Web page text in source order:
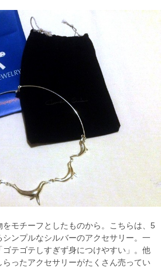
をモチーフとしたものから。こちらは、5
ンプルなシルバーのアクセサリー。一
テゴテしすぎず身につけやすい」。他
ったアクセサリーがたくさん売ってい